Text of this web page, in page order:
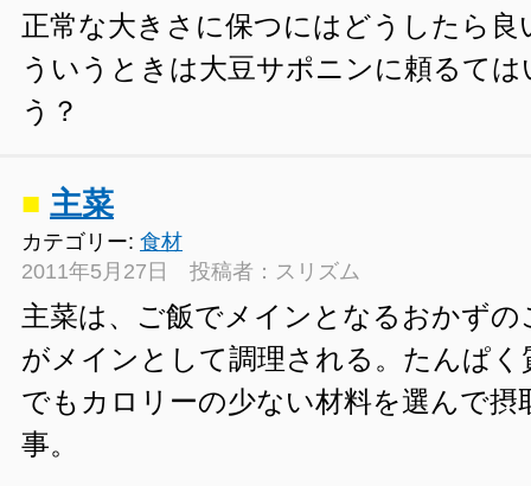
正常な大きさに保つにはどうしたら良
ういうときは大豆サポニンに頼るて
う？
■ 主菜
カテゴリー: 食材
2011年5月27日 投稿者：スリズム
主菜は、ご飯でメインとなるおかずの
がメインとして調理される。たんぱく
でもカロリーの少ない材料を選んで摂
事。